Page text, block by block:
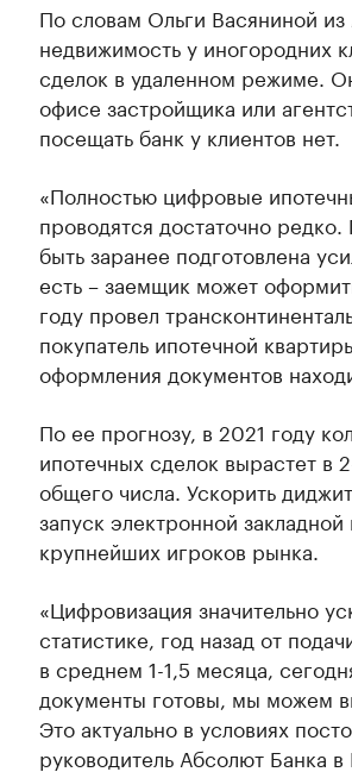
По словам Ольги Васяниной
недвижимость у иногородних
сделок в удаленном режиме.
офисе застройщика или
посещать банк у клиентов нет.
«Полностью цифровые
проводятся достаточно
быть заранее подготовлена
есть – заемщик может
году провел
покупатель ипотечной
оформления документов
По ее прогнозу, в 2021 году
ипотечных сделок вырастет в
общего числа. Ускорить
запуск электронной
крупнейших игроков рынка.
«Цифровизация значительно
статистике, год назад от
в среднем 1-1,5 месяца,
документы готовы, мы можем
Это актуально в условиях
руководитель Абсолют Банка в